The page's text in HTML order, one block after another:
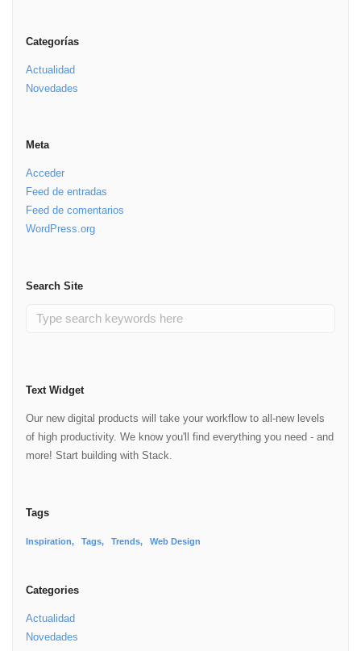
Categorías
Actualidad
Novedades
Meta
Acceder
Feed de entradas
Feed de comentarios
WordPress.org
Search Site
Text Widget
Our new digital products will take your workflow to all-new levels
of high productivity. We know you'll find everything you need - and
more! Start building with Stack.
Tags
Inspiration Tags Trends Web Design
Categories
Actualidad
Novedades